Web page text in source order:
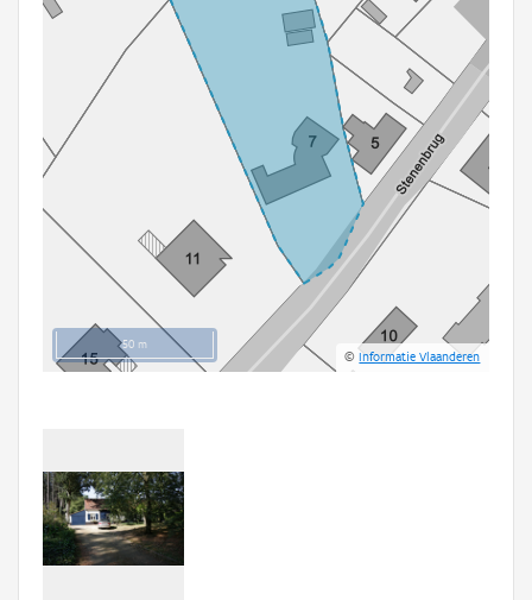
50 m
©Informatie Vlaanderen